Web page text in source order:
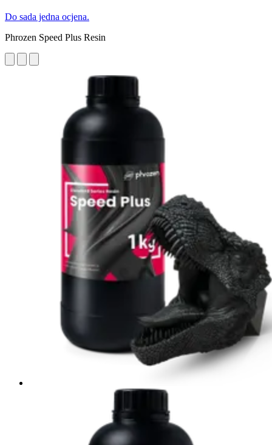
Do sada jedna ocjena.
Phrozen Speed Plus Resin